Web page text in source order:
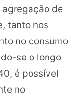
de
tanto nos
no consumo
se o longo
é possível
no